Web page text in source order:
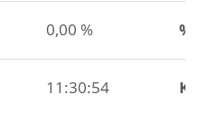
0,00 % %
11:30:54